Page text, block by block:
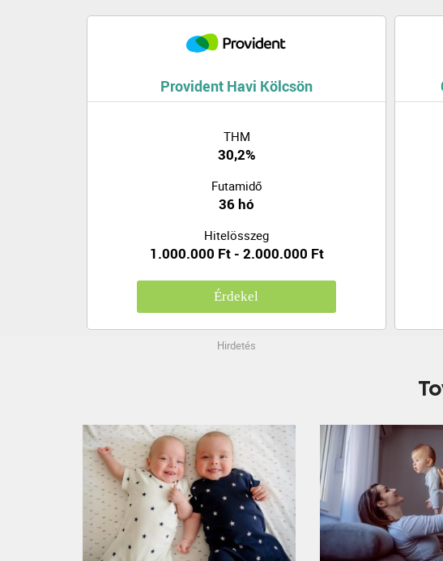
Provident Havi Kölcsön
THM
30,2%
Futamidő
36 hó
Hitelösszeg
1.000.000 Ft - 2.000.000 Ft
Érdekel
Hirdetés